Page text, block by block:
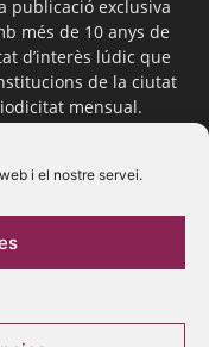
i el nostre servei.
publicació exclusiva
més de 10 anys de
d’interès lúdic que
de la ciutat
mensual.